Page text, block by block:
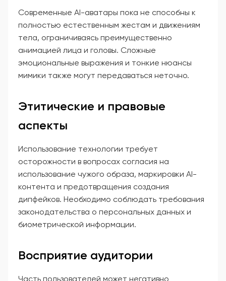
Современные AI-аватары пока не способны к
полностью естественным жестам и движениям
тела, ограничиваясь преимущественно
анимацией лица и головы. Сложные
эмоциональные выражения и тонкие нюансы
мимики также могут передаваться неточно.
Этитические и правовые
аспекты
Использование технологии требует
осторожности в вопросах согласия на
использование чужого образа, маркировки AI-
контента и предотвращения создания
дипфейков. Необходимо соблюдать требования
законодательства о персональных данных и
биометрической информации.
Восприятие аудитории
Часть пользователей может негативно